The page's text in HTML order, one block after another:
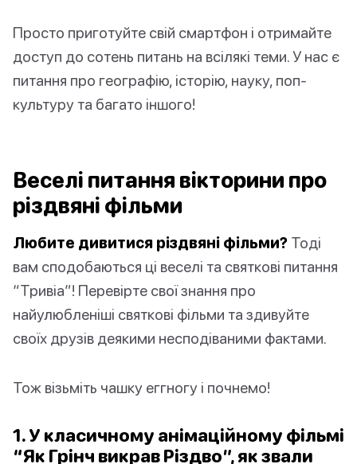
Просто приготуйте свій смартфон і отримайте
доступ до сотень питань на всілякі теми. У нас є
питання про географію, історію, науку, поп-
культуру та багато іншого!
Веселі питання вікторини про
різдвяні фільми
Любите дивитися різдвяні фільми? Тоді
вам сподобаються ці веселі та святкові питання
“Тривіа”! Перевірте свої знання про
найулюбленіші святкові фільми та здивуйте
своїх друзів деякими несподіваними фактами.
Тож візьміть чашку еггногу і почнемо!
1. У класичному анімаційному фільмі
“Як Грінч викрав Різдво”, як звали